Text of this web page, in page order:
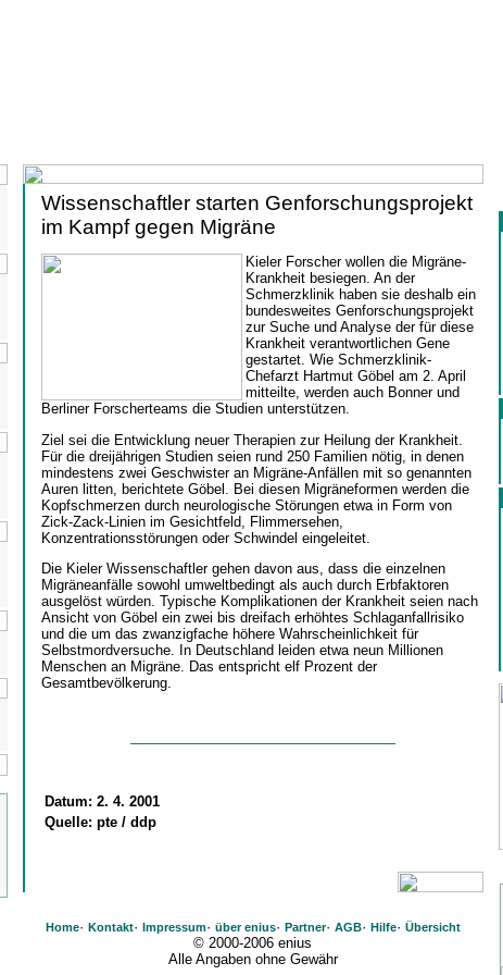
Wissenschaftler starten Genforschungsprojekt
im Kampf gegen Migräne
Kieler Forscher wollen die Migräne-
Krankheit besiegen. An der
Schmerzklinik haben sie deshalb ein
bundesweites Genforschungsprojekt
zur Suche und Analyse der für diese
Krankheit verantwortlichen Gene
gestartet. Wie Schmerzklinik-
Chefarzt Hartmut Göbel am 2. April
mitteilte, werden auch Bonner und
Berliner Forscherteams die Studien unterstützen.
Ziel sei die Entwicklung neuer Therapien zur Heilung der Krankheit.
Für die dreijährigen Studien seien rund 250 Familien nötig, in denen
mindestens zwei Geschwister an Migräne-Anfällen mit so genannten
Auren litten, berichtete Göbel. Bei diesen Migräneformen werden die
Kopfschmerzen durch neurologische Störungen etwa in Form von
Zick-Zack-Linien im Gesichtfeld, Flimmersehen,
Konzentrationsstörungen oder Schwindel eingeleitet.
Die Kieler Wissenschaftler gehen davon aus, dass die einzelnen
Migräneanfälle sowohl umweltbedingt als auch durch Erbfaktoren
ausgelöst würden. Typische Komplikationen der Krankheit seien nach
Ansicht von Göbel ein zwei bis dreifach erhöhtes Schlaganfallrisiko
und die um das zwanzigfache höhere Wahrscheinlichkeit für
Selbstmordversuche. In Deutschland leiden etwa neun Millionen
Menschen an Migräne. Das entspricht elf Prozent der
Gesamtbevölkerung.
Datum: 2. 4. 2001
Quelle: pte / ddp
Home· Kontakt· Impressum· über enius· Partner· AGB· Hilfe· Übersicht
© 2000-2006 enius
Alle Angaben ohne Gewähr